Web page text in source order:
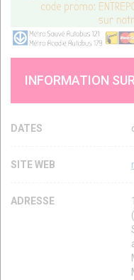
INFORMATION
DATES
SITE WEB
ADRESSE